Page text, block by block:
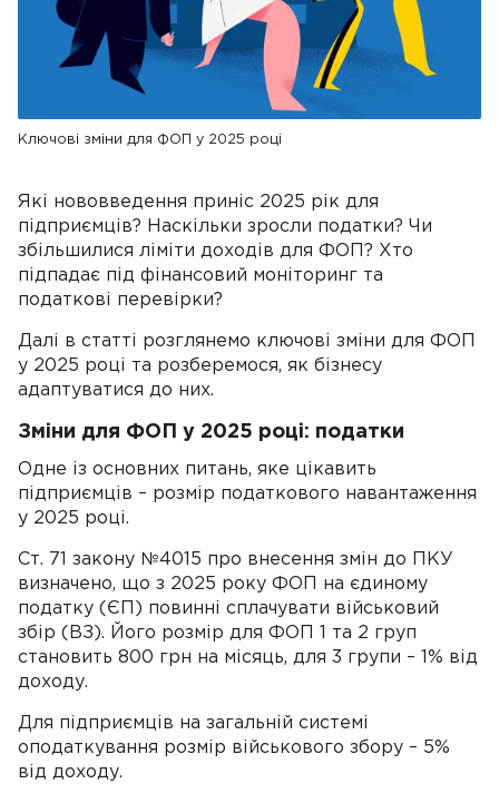
Ключові зміни для ФОП у 2025 році
Які нововведення приніс 2025 рік для
підприємців? Наскільки зросли податки? Чи
збільшилися ліміти доходів для ФОП? Хто
підпадає під фінансовий моніторинг та
податкові перевірки?
Далі в статті розглянемо ключові зміни для ФОП
у 2025 році та розберемося, як бізнесу
адаптуватися до них.
Зміни для ФОП у 2025 році: податки
Одне із основних питань, яке цікавить
підприємців – розмір податкового навантаження
у 2025 році.
Ст. 71 закону №4015 про внесення змін до ПКУ
визначено, що з 2025 року ФОП на єдиному
податку (ЄП) повинні сплачувати військовий
збір (ВЗ). Його розмір для ФОП 1 та 2 груп
становить 800 грн на місяць, для 3 групи – 1% від
доходу.
Для підприємців на загальній системі
оподаткування розмір військового збору – 5%
від доходу.